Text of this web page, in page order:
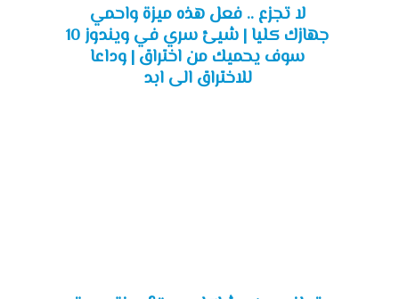
لا تجزع .. فعل هذه ميزة واحمي
جهازك كليا | شيئ سري في ويندوز 10
سوف يحميك من اختراق | وداعا
للاختراق الى ابد